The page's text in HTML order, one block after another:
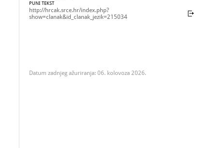
PUNI TEKST
http://hrcak.srce.hr/index.php?
show=clanak&id_clanak_jezik=215034
Datum zadnjeg ažuriranja: 06. kolovoza 2026.